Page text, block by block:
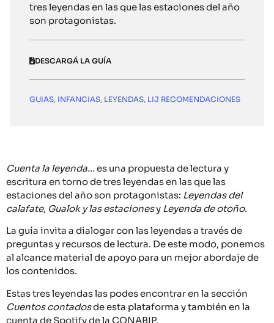
tres leyendas en las que las estaciones del año
son protagonistas.
DESCARGÁ LA GUÍA
GUIAS, INFANCIAS, LEYENDAS, LIJ RECOMENDACIONES
Cuenta la leyenda…es una propuesta de lectura y
escritura en torno de tres leyendas en las que las
estaciones del año son protagonistas: Leyendas del
calafate, Gualok y las estacionesy Leyenda de otoño.
La guía invita a dialogar con las leyendas a través de
preguntas y recursos de lectura. De este modo, ponemos
al alcance material de apoyo para un mejor abordaje de
los contenidos.
Estas tres leyendas las podes encontrar en la sección
Cuentos contadosde esta plataforma y también en la
cuenta de Spotify de la CONABIP.